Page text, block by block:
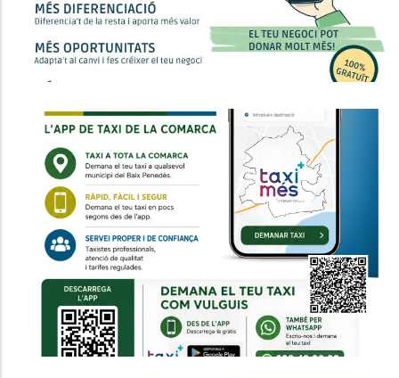
Entra En Funcionament L'Àrea
Única Del Taxi Del Baix Penedès
Per Millorar La Mobilitat A Tota La
Comarca
Altres
P. econòmica
Turisme